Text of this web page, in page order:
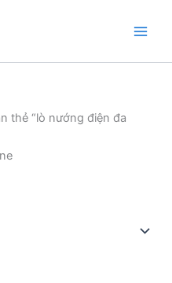
thẻ “lò nướng điện đa